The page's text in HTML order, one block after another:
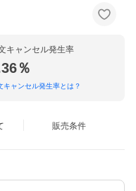
キャンセル発生率
％
キャンセル発生率とは？
販売条件